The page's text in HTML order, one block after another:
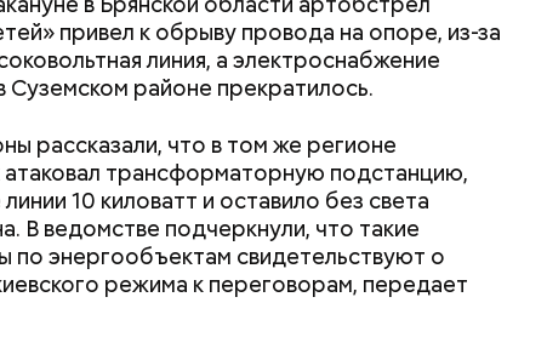
привел к обрыву провода на опоре, из-за
линия, а электроснабжение
районе прекратилось.
рассказали, что в том же регионе
атаковал трансформаторную подстанцию,
10 киловатт и оставило без света
В ведомстве подчеркнули, что такие
по энергообъектам свидетельствуют о
режима к переговорам, передает